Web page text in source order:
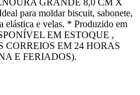
para moldar biscuit, sabonete,
elástica e velas. * Produzido em
EM ESTOQUE ,
EM 24 HORAS
E FERIADOS).